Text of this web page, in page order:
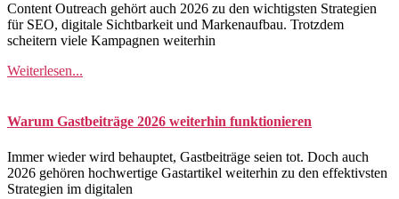
Content Outreach gehört auch 2026 zu den wichtigsten Strategien
für SEO, digitale Sichtbarkeit und Markenaufbau. Trotzdem
scheitern viele Kampagnen weiterhin
Weiterlesen...
Warum Gastbeiträge 2026 weiterhin funktionieren
Immer wieder wird behauptet, Gastbeiträge seien tot. Doch auch
2026 gehören hochwertige Gastartikel weiterhin zu den effektivsten
Strategien im digitalen